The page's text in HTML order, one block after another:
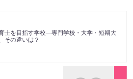
士を目指す学校―専門学校・大学・短期大
その違いは？